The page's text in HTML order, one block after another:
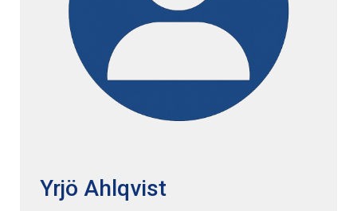
Yrjö Ahlqvist